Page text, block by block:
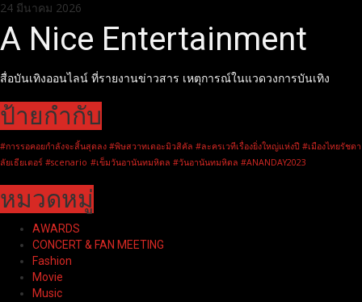
Skip
to
content
24 มีนาคม 2026
A Nice Entertainment
สื่อบันเทิงออนไลน์ ที่รายงานข่าวสาร เหตุการณ์ในแวดวงการบันเทิง
ป้ายกำกับ
#การรอคอยกำลังจะสิ้นสุดลง #พิษสวาทเดอะมิวสิคัล #ละครเวทีเรื่องยิ่งใหญ่แห่งปี #เมืองไทยรัชดา
ลัยเธียเตอร์ #scenario #เข็มวันอานันทมหิดล #วันอานันทมหิดล #ANANDAY2023
หมวดหมู่
AWARDS
CONCERT & FAN MEETING
Fashion
Movie
Music